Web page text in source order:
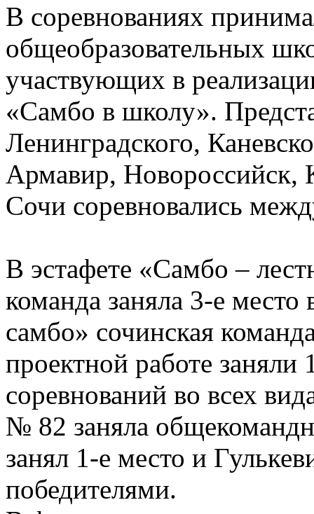
В соревнованиях
общеобразовательных
участвующих в
«Самбо в школу».
Ленинградского,
Армавир, Новороссийск,
Сочи соревновались
В эстафете «Самбо –
команда заняла 3-е
самбо» сочинская
проектной работе заняли
соревнований во всех
№ 82 заняла
занял 1-е место и
победителями.